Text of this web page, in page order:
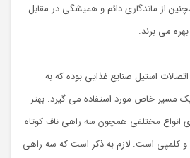
از ماندگاری دائم و همیشگی در مقابل
می برند.
استیل صنایع غذایی بوده که به
مسیر خاص مورد استفاده می گیرد. بهتر
انواع مختلفی همچون سه راهی ناف کوتاه
و کلمپی است. لازم به ذکر است که سه راهی